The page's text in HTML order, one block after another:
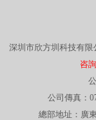
深圳市欣方圳科技有限
咨
公司傳真：
總部地址：廣